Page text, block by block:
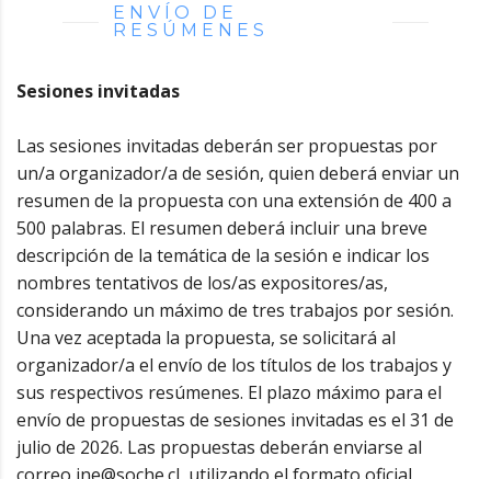
ENVÍO DE
RESÚMENES
Sesiones invitadas
Las sesiones invitadas deberán ser propuestas por
un/a organizador/a de sesión, quien deberá enviar un
resumen de la propuesta con una extensión de 400 a
500 palabras. El resumen deberá incluir una breve
descripción de la temática de la sesión e indicar los
nombres tentativos de los/as expositores/as,
considerando un máximo de tres trabajos por sesión.
Una vez aceptada la propuesta, se solicitará al
organizador/a el envío de los títulos de los trabajos y
sus respectivos resúmenes. El plazo máximo para el
envío de propuestas de sesiones invitadas es el 31 de
julio de 2026. Las propuestas deberán enviarse al